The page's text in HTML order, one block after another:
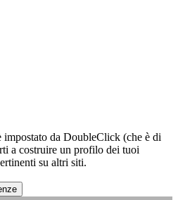
impostato da DoubleClick (che è di
a costruire un profilo dei tuoi
su altri siti.